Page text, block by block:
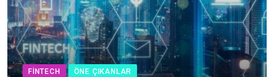
FINTECH ÖNE ÇIKANLAR